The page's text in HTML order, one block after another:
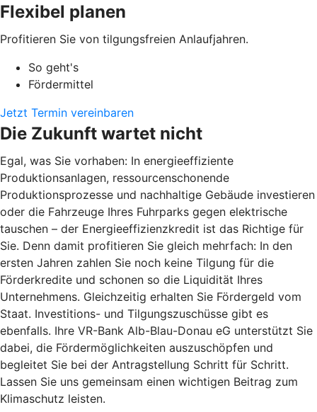
Flexibel planen
Profitieren Sie von tilgungsfreien Anlaufjahren.
So geht's
Fördermittel
Jetzt Termin vereinbaren
Die Zukunft wartet nicht
Egal, was Sie vorhaben: In energieeffiziente
Produktionsanlagen, ressourcenschonende
Produktionsprozesse und nachhaltige Gebäude investieren
oder die Fahrzeuge Ihres Fuhrparks gegen elektrische
tauschen – der Energieeffizienzkredit ist das Richtige für
Sie. Denn damit profitieren Sie gleich mehrfach: In den
ersten Jahren zahlen Sie noch keine Tilgung für die
Förderkredite und schonen so die Liquidität Ihres
Unternehmens. Gleichzeitig erhalten Sie Fördergeld vom
Staat. Investitions- und Tilgungszuschüsse gibt es
ebenfalls. Ihre VR-Bank Alb-Blau-Donau eG unterstützt Sie
dabei, die Fördermöglichkeiten auszuschöpfen und
begleitet Sie bei der Antragstellung Schritt für Schritt.
Lassen Sie uns gemeinsam einen wichtigen Beitrag zum
Klimaschutz leisten.